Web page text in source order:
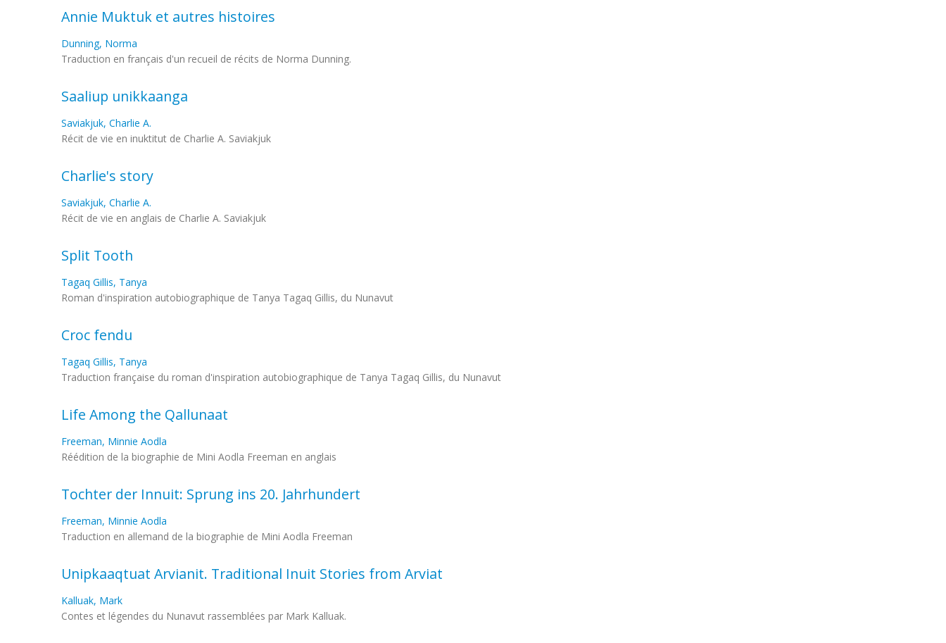
Annie Muktuk et autres histoires
Dunning, Norma
Traduction en français d'un recueil de récits de Norma Dunning.
Saaliup unikkaanga
Saviakjuk, Charlie A.
Récit de vie en inuktitut de Charlie A. Saviakjuk
Charlie's story
Saviakjuk, Charlie A.
Récit de vie en anglais de Charlie A. Saviakjuk
Split Tooth
Tagaq Gillis, Tanya
Roman d'inspiration autobiographique de Tanya Tagaq Gillis, du Nunavut
Croc fendu
Tagaq Gillis, Tanya
Traduction française du roman d'inspiration autobiographique de Tanya Tagaq Gillis, du Nunavut
Life Among the Qallunaat
Freeman, Minnie Aodla
Réédition de la biographie de Mini Aodla Freeman en anglais
Tochter der Innuit: Sprung ins 20. Jahrhundert
Freeman, Minnie Aodla
Traduction en allemand de la biographie de Mini Aodla Freeman
Unipkaaqtuat Arvianit. Traditional Inuit Stories from Arviat
Kalluak, Mark
Contes et légendes du Nunavut rassemblées par Mark Kalluak.